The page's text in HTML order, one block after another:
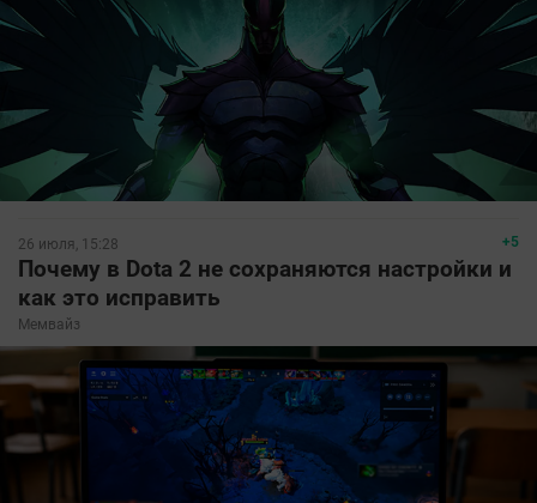
+5
26 июля, 15:28
Почему в Dota 2 не сохраняются настройки и
как это исправить
Мемвайз